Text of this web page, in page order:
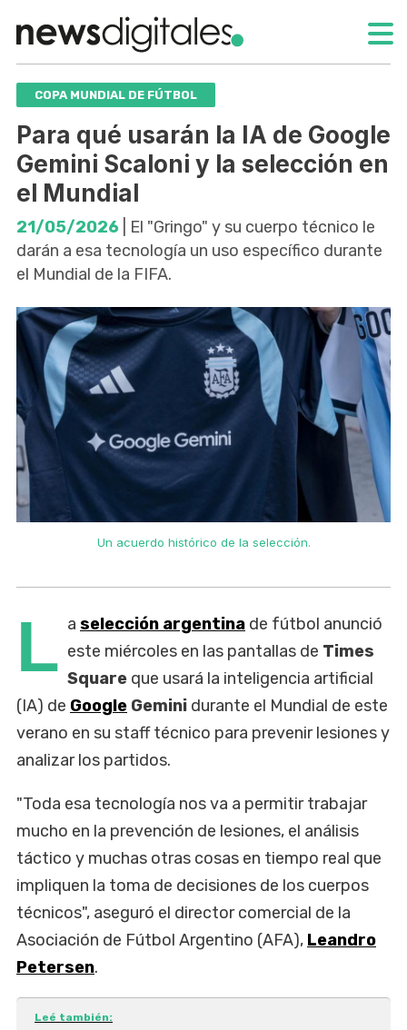
COPA MUNDIAL DE FÚTBOL
Para qué usarán la IA de Google
Gemini Scaloni y la selección en
el Mundial
21/05/2026 | El "Gringo" y su cuerpo técnico le
darán a esa tecnología un uso específico durante
el Mundial de la FIFA.
Un acuerdo histórico de la selección.
L a selección argentina de fútbol anunció
este miércoles en las pantallas de Times
Square que usará la inteligencia artificial
(IA) de Google Gemini durante el Mundial de este
verano en su staff técnico para prevenir lesiones y
analizar los partidos.
"Toda esa tecnología nos va a permitir trabajar
mucho en la prevención de lesiones, el análisis
táctico y muchas otras cosas en tiempo real que
impliquen la toma de decisiones de los cuerpos
técnicos", aseguró el director comercial de la
Asociación de Fútbol Argentino (AFA), Leandro
Petersen.
Leé también: